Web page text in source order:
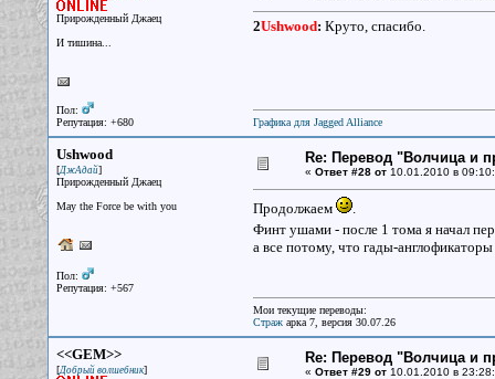
Прирожденный Джаец
И тишина...
Пол:
Репутация: +680
2Ushwood: Круто, спасибо.
Графика для Jagged Alliance
Ushwood
[ДжАдай]
Прирожденный Джаец
May the Force be with you
Пол:
Репутация: +567
Re: Перевод "Волчица и
« Ответ #28 от10.01.2010 в
Продолжаем
.
Финт ушами - после 1 тома я начал
а все потому, что гады-
Мои текущие переводы:
Стражарка 7, версия 30.07.26
<<GEM>>
[Добрый волшебник]
Re: Перевод "Волчица и
« Ответ #29 от10.01.2010 в